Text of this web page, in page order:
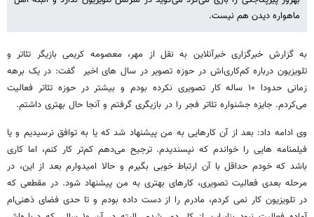
ماهواره دیدن هم نیست.
به گزارش خبرگزاری خبرآنلاین به نقل از مهر، معصومه کریمی بازیگر تئاتر و
تلویزیون درباره کم‌کاری‌اش در حوزه تصویر در سال های اخیر گفت: در یک برهه
زمانی حدودا ۱۰ ساله کار تصویری نکرده بودم و بیشتر در حوزه تئاتر فعالیت
می‌کردم. جایزه جشنواره تئاتر فجر را در بازیگری گرفتم و آنجا حال بهتری داشتم.
وی ادامه داد: بعد از آن کارهایی به من پیشنهاد شد که یا به توافق نرسیدیم و یا
فیلمنامه هایی را خواندم که نپسندیدم. ترجیح می‌دهم کم‌تر کار کنم، اما کاری
باشد که خودم حداقل با آن ارتباط خوبی بگیرم و حالا امیدوارم بعد از این، در
مرحله بعدی فعالیت تصویری، کارهای بهتری به من پیشنهاد شود. در مقطعی که
در تلویزیون کار نمی کردم، مادرم را از دست داده بودم و تا حدی فضای ذهنی‌ام